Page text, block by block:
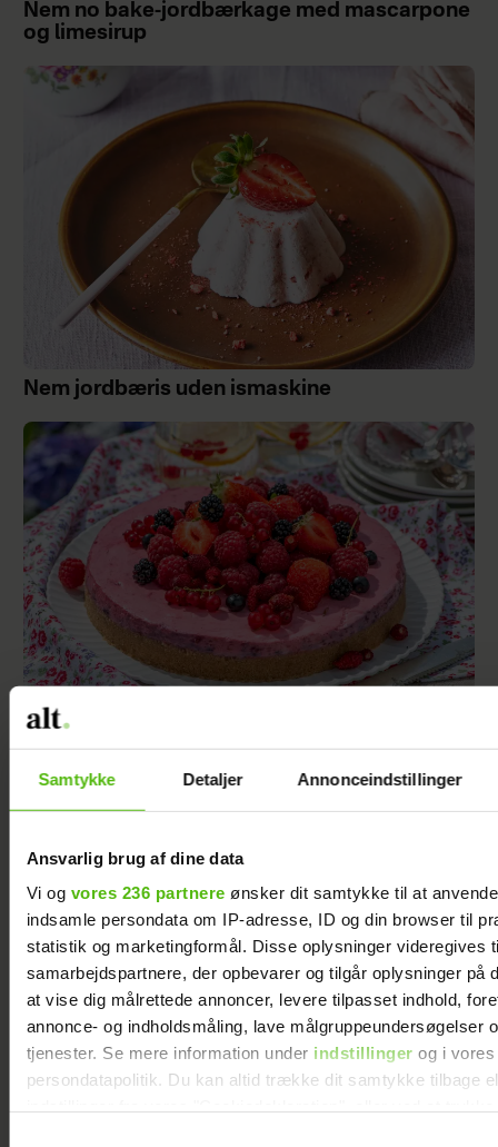
Samtykke Detaljer Annonceindstillinger
Ansvarlig brug af dine data
Vi og vores 236 partnere ønsker dit samtykke til at
indsamle persondata om IP-adresse, ID og din browser til
statistik og marketingformål. Disse oplysninger videregives
samarbejdspartnere, der opbevarer og tilgår oplysninger på
at vise dig målrettede annoncer, levere tilpasset indhold,
annonce- og indholdsmåling, lave målgruppeundersøgelser
tjenester. Se mere information under indstillinger og i vores
persondatapolitik. Du kan altid trække dit samtykke tilbage
Nem no bake-jordbærkage med mascarpone
og limesirup
Nem jordbæris uden ismaskine
Cheesecake med hindbær